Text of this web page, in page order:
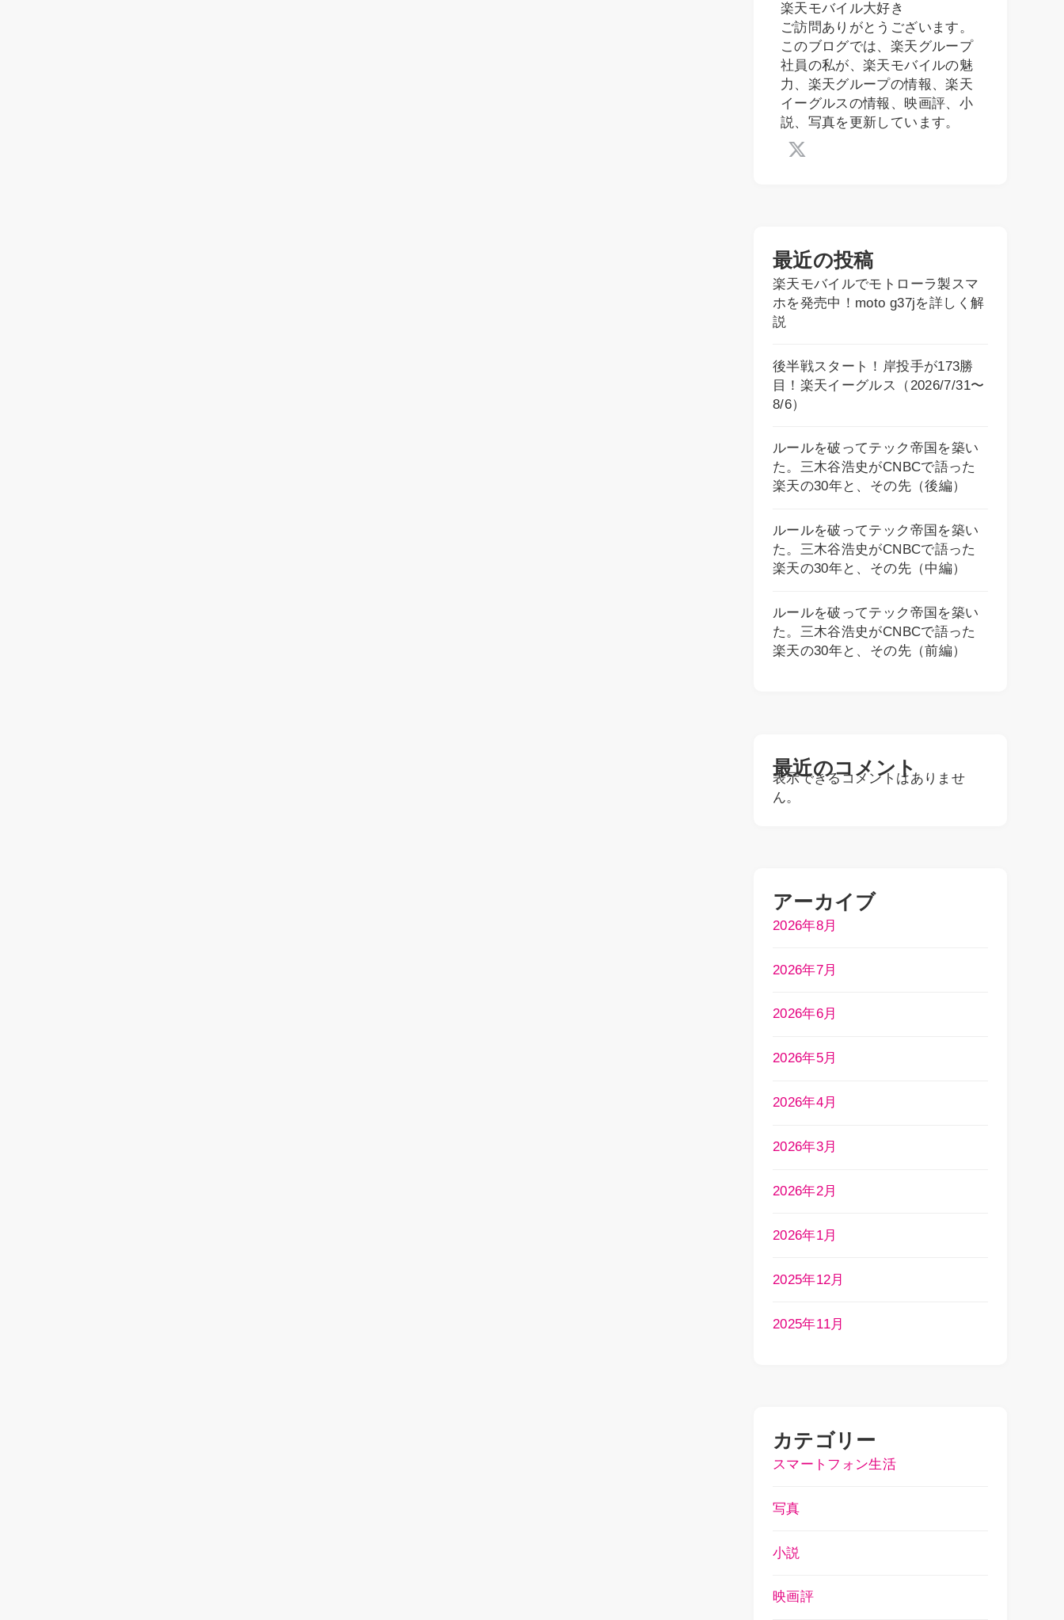
楽天モバイル大好き
ご訪問ありがとうございます。
このブログでは、楽天グループ
社員の私が、楽天モバイルの魅
力、楽天グループの情報、楽天
イーグルスの情報、映画評、小
説、写真を更新しています。
最近の投稿
楽天モバイルでモトローラ製スマ
ホを発売中！moto g37jを詳しく解
説
後半戦スタート！岸投手が173勝
目！楽天イーグルス（2026/7/31〜
8/6）
ルールを破ってテック帝国を築い
た。三木谷浩史がCNBCで語った
楽天の30年と、その先（後編）
ルールを破ってテック帝国を築い
た。三木谷浩史がCNBCで語った
楽天の30年と、その先（中編）
ルールを破ってテック帝国を築い
た。三木谷浩史がCNBCで語った
楽天の30年と、その先（前編）
最近のコメント
表示できるコメントはありませ
ん。
アーカイブ
2026年8月
2026年7月
2026年6月
2026年5月
2026年4月
2026年3月
2026年2月
2026年1月
2025年12月
2025年11月
カテゴリー
スマートフォン生活
写真
小説
映画評